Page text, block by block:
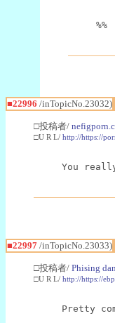
%%
■22996 /inTopicNo.23032)
□投稿者/
□U R L/ http://https://
You
■22997 /inTopicNo.23033)
□投稿者/ Phising
□U R L/ http://https://
Pretty